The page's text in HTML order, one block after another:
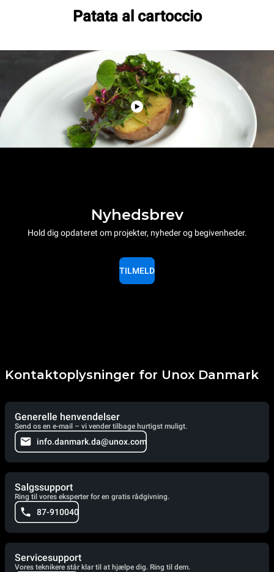
Patata al cartoccio
Nyhedsbrev
Hold dig opdateret om projekter, nyheder og begivenheder.
TILMELD
Kontaktoplysninger for Unox Danmark
Generelle henvendelser
Send os en e-mail – vi vender tilbage hurtigst muligt.
info.danmark.da@unox.com
Salgssupport
Ring til vores eksperter for en gratis rådgivning.
87-910040
Servicesupport
Vores teknikere står klar til at hjælpe dig. Ring til dem.